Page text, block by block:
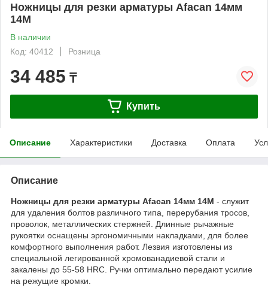
Ножницы для резки арматуры Afacan 14мм
14M
В наличии
Код: 40412
Розница
34 485 ₸
Купить
Описание Характеристики Доставка Оплата
Описание
Ножницы для резки арматуры Afacan 14мм 14M - служит
для удаления болтов различного типа, перерубания тросов,
проволок, металлических стержней. Длинные рычажные
рукоятки оснащены эргономичными накладками, для более
комфортного выполнения работ. Лезвия изготовлены из
специальной легированной хромованадиевой стали и
закалены до 55-58 HRC. Ручки оптимально передают усилие
на режущие кромки.